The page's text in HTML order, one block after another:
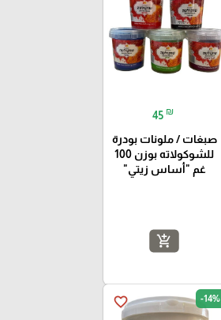
45 ₪
صبغات / ملونات بودرة
للشوكولاته بوزن 100
غم "أساس زيتي"
add_shopping_cart
favorite_border -14%